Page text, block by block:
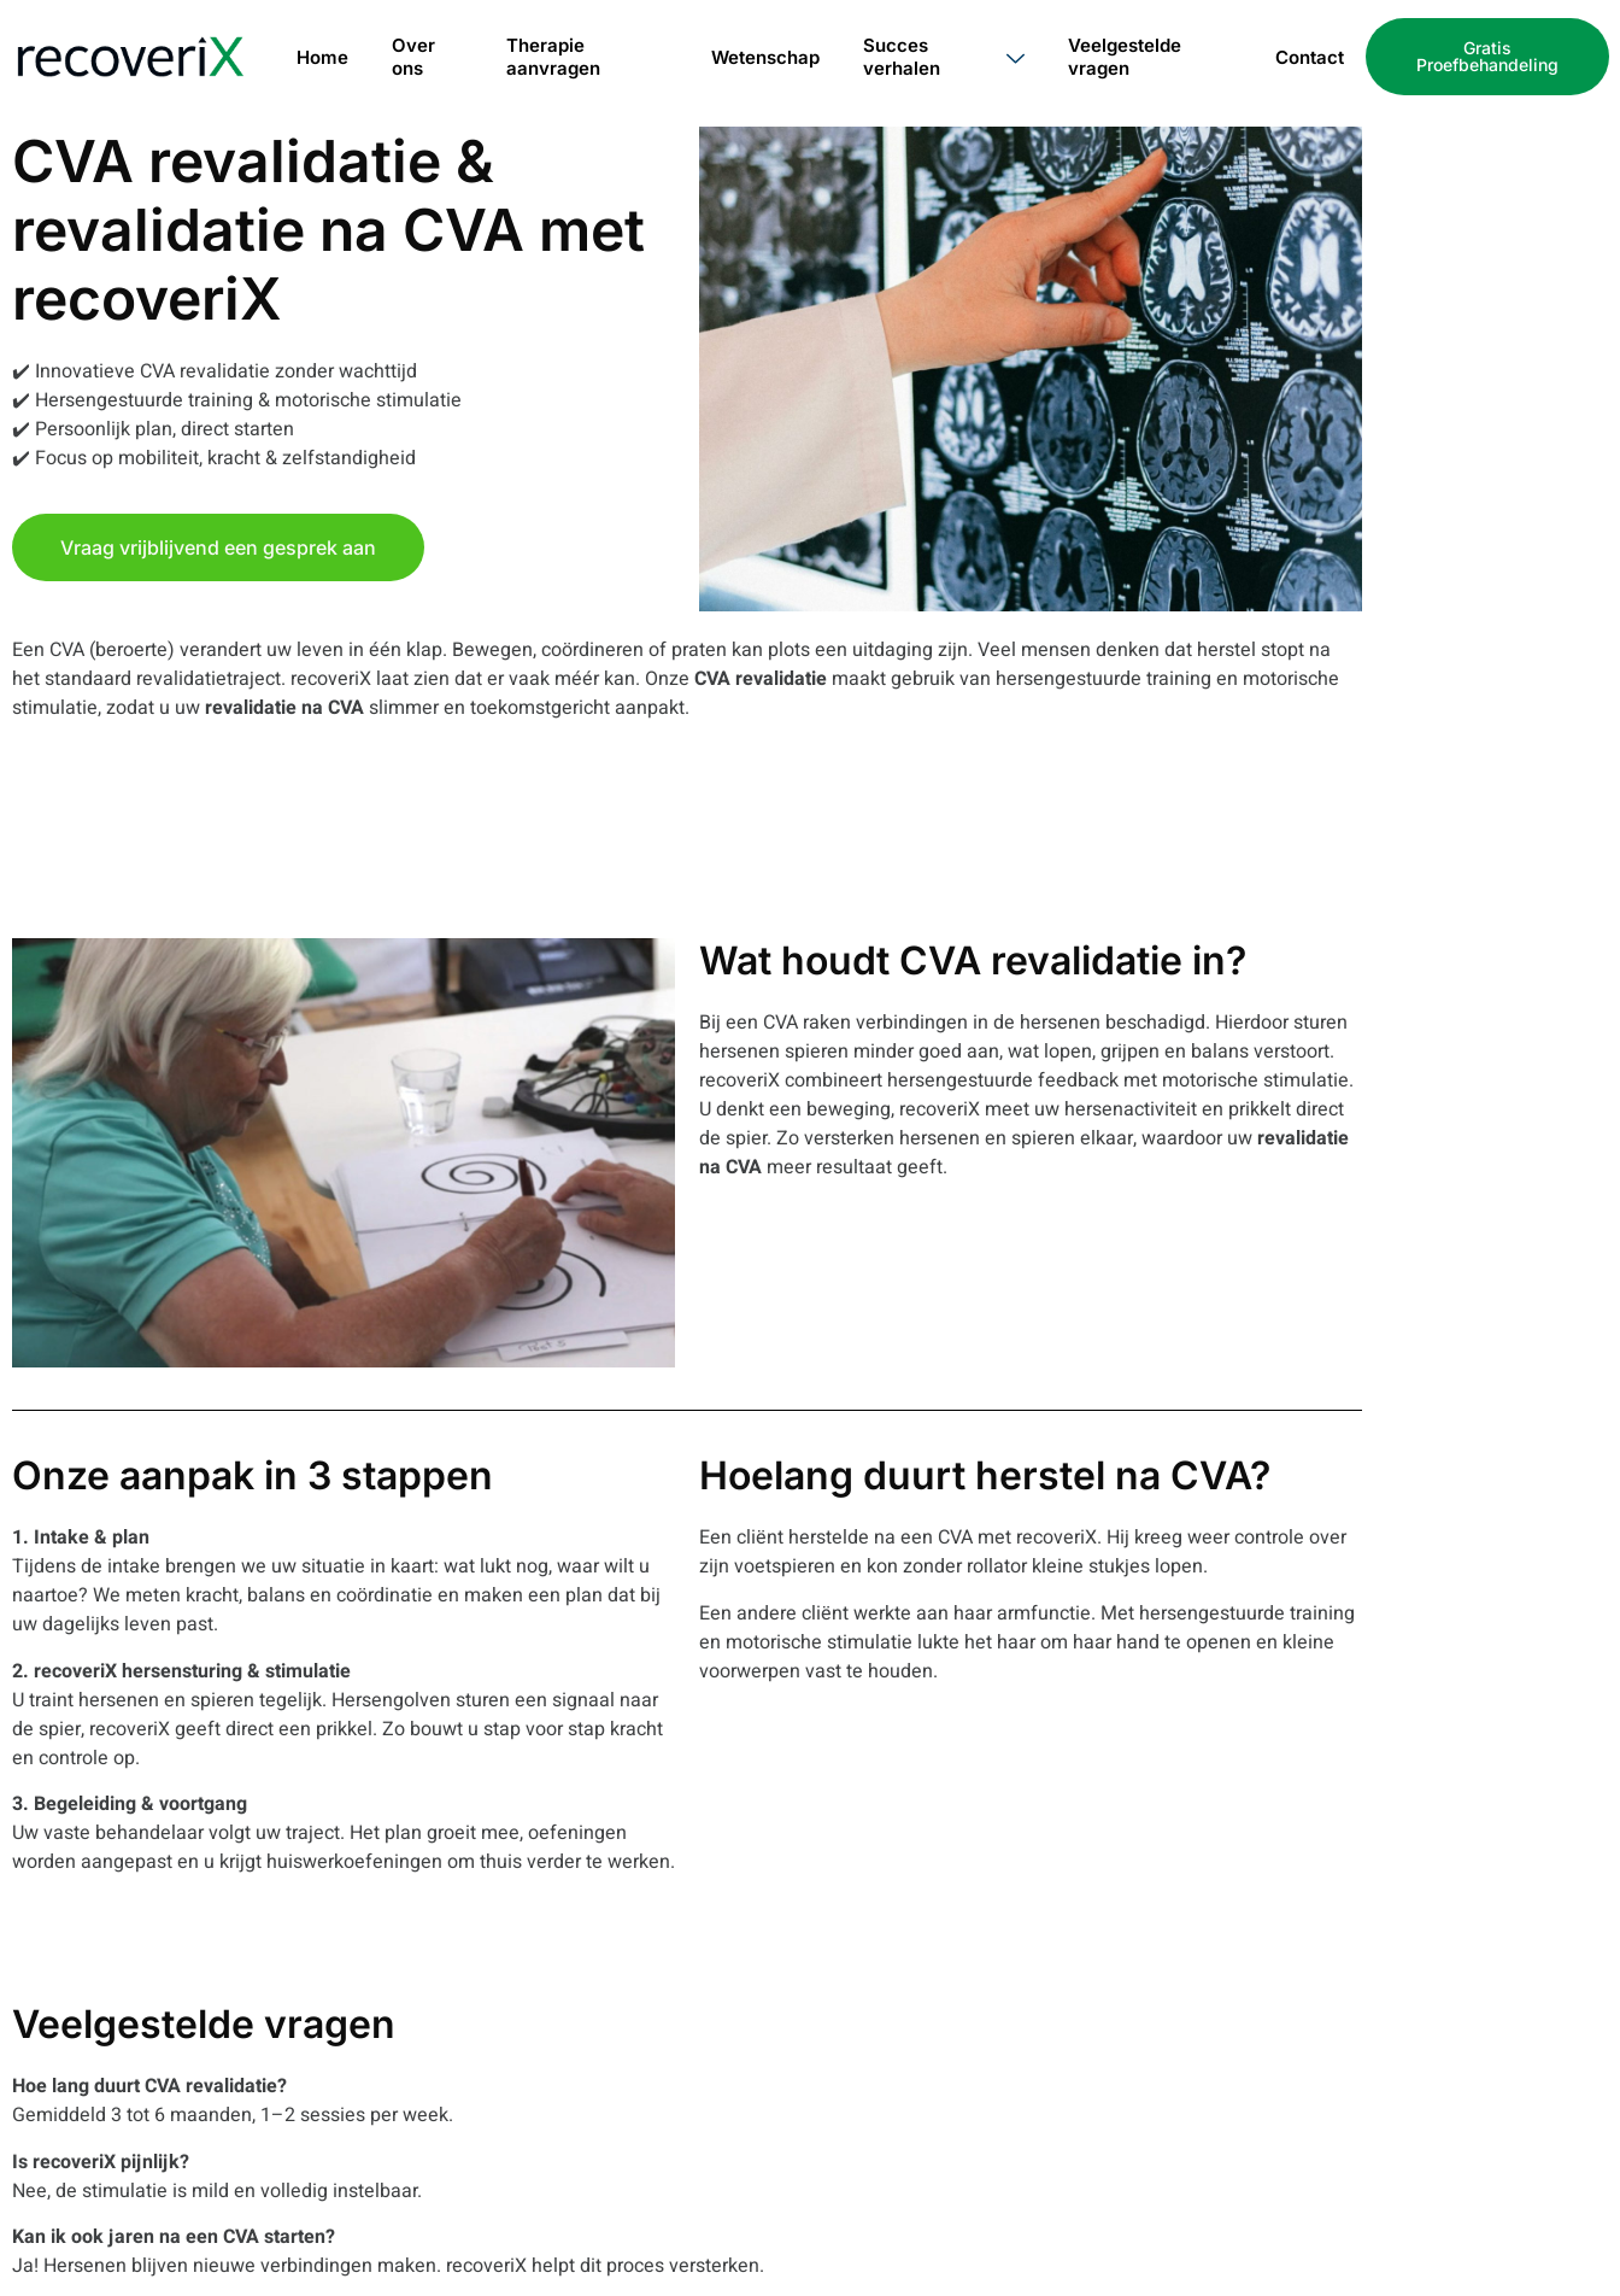
Home
Over
ons
Therapie
aanvragen
Wetenschap
Succes
verhalen
Veelgestelde
vragen
Contact
Gratis
Proefbehandeling
CVA revalidatie &
revalidatie na CVA met
recoveriX
✔️ Innovatieve CVA revalidatie zonder wachttijd
✔️ Hersengestuurde training & motorische stimulatie
✔️ Persoonlijk plan, direct starten
✔️ Focus op mobiliteit, kracht & zelfstandigheid
Vraag vrijblijvend een gesprek aan
Een CVA (beroerte) verandert uw leven in één klap. Bewegen, coördineren of praten kan plots een uitdaging zijn. Veel mensen denken dat herstel stopt na
het standaard revalidatietraject. recoveriX laat zien dat er vaak méér kan. Onze CVA revalidatie maakt gebruik van hersengestuurde training en motorische
stimulatie, zodat u uwrevalidatie na CVAslimmer en toekomstgericht aanpakt.
Wat houdt CVA revalidatie in?
Bij een CVA raken verbindingen in de hersenen beschadigd. Hierdoor sturen
hersenen spieren minder goed aan, wat lopen, grijpen en balans verstoort.
recoveriX combineert hersengestuurde feedback met motorische stimulatie.
U denkt een beweging, recoveriX meet uw hersenactiviteit en prikkelt direct
de spier. Zo versterken hersenen en spieren elkaar, waardoor uwrevalidatie
na CVA meer resultaat geeft.
Onze aanpak in 3 stappen
1. Intake & plan
Tijdens de intake brengen we uw situatie in kaart: wat lukt nog, waar wilt u
naartoe? We meten kracht, balans en coördinatie en maken een plan dat bij
uw dagelijks leven past.
2. recoveriX hersensturing & stimulatie
U traint hersenen en spieren tegelijk. Hersengolven sturen een signaal naar
de spier, recoveriX geeft direct een prikkel. Zo bouwt u stap voor stap kracht
en controle op.
3. Begeleiding & voortgang
Uw vaste behandelaar volgt uw traject. Het plan groeit mee, oefeningen
worden aangepast en u krijgt huiswerkoefeningen om thuis verder te werken.
Hoelang duurt herstel na CVA?
Een cliënt herstelde na een CVA met recoveriX. Hij kreeg weer controle over
zijn voetspieren en kon zonder rollator kleine stukjes lopen.
Een andere cliënt werkte aan haar armfunctie. Met hersengestuurde training
en motorische stimulatie lukte het haar om haar hand te openen en kleine
voorwerpen vast te houden.
Veelgestelde vragen
Hoe lang duurt CVA revalidatie?
Gemiddeld 3 tot 6 maanden, 1–2 sessies per week.
Is recoveriX pijnlijk?
Nee, de stimulatie is mild en volledig instelbaar.
Kan ik ook jaren na een CVA starten?
Ja! Hersenen blijven nieuwe verbindingen maken. recoveriX helpt dit proces versterken.